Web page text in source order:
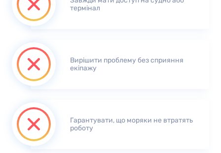
термінал
Вирішити проблему без сприяння
екіпажу
Гарантувати, що моряки не втратять
роботу